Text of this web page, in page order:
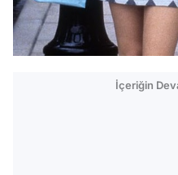
İçeriğin